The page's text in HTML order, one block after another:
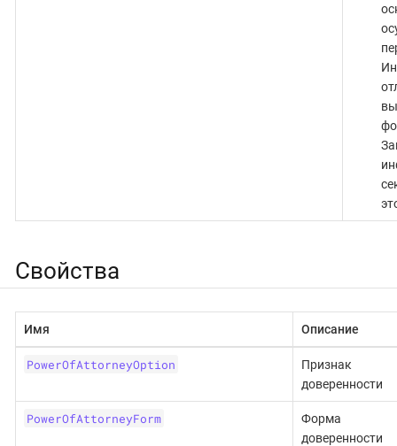
Свойства
Имя Описание
PowerOfAttorneyOption
Признак
доверенности
PowerOfAttorneyForm
Форма
доверенности